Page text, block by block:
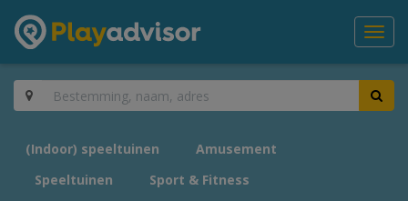
(Indoor) speeltuinen
Amusement
Speeltuinen
Sport & Fitness